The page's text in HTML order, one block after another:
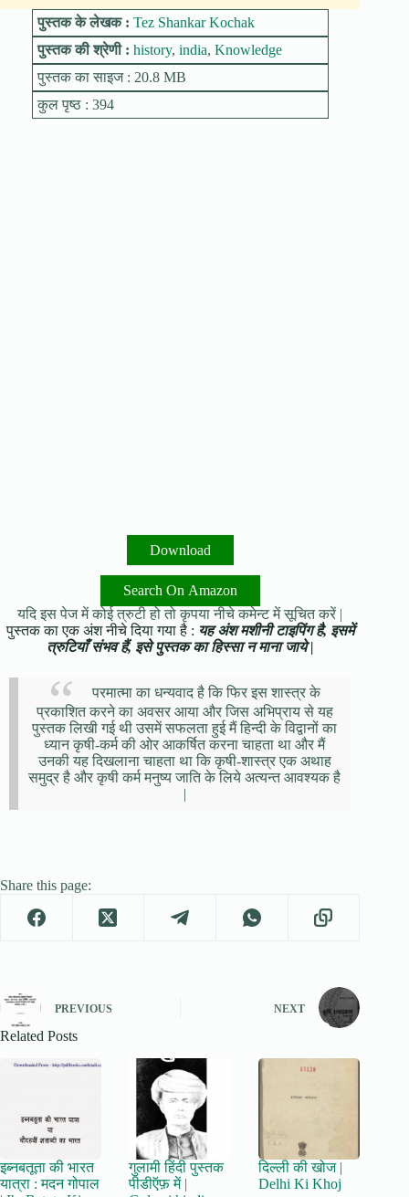
पुस्तक के लेखक : Tez Shankar Kochak
पुस्तक की श्रेणी : history, india, Knowledge
पुस्तक का साइज : 20.8 MB
कुल पृष्ठ : 394
Download
Search On Amazon
यदि इस पेज में कोई त्रुटी हो तो कृपया नीचे कमेन्ट में सूचित करें |
पुस्तक का एक अंश नीचे दिया गया है : यह अंश मशीनी टाइपिंग है, इसमें
त्रुटियाँ संभव हैं, इसे पुस्तक का हिस्सा न माना जाये |
परमात्मा का धन्यवाद है कि फिर इस शास्त्र के
प्रकाशित करने का अवसर आया और जिस अभिप्राय से यह
पुस्तक लिखी गई थी उसमें सफलता हुई मैं हिन्दी के विद्वानों का
ध्यान कृषी-कर्म की ओर आकर्षित करना चाहता था और मैं
उनकी यह दिखलाना चाहता था कि कृषी-शास्त्र एक अथाह
समुद्र है और कृषी कर्म मनुष्य जाति के लिये अत्यन्त आवश्यक है
|
Share this page:
PREVIOUS NEXT
Related Posts
इब्नबतूता की भारत
यात्रा : मदन गोपाल
गुलामी हिंदी पुस्तक
पीडीऍफ़ में |
दिल्ली की खोज |
Delhi Ki Khoj